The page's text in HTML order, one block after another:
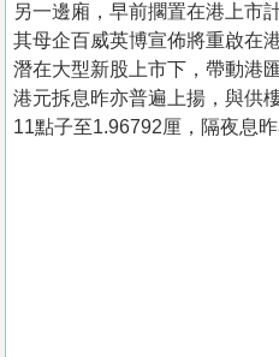
另一邊廂，早前擱置在港上市
其母企百威英博宣佈將重啟在
潛在大型新股上市下，帶動港
港元拆息昨亦普遍上揚，與供
11點子至1.96792厘，隔夜息